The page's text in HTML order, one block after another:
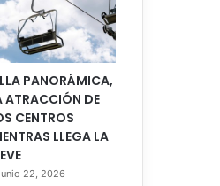
PANORÁMICA,
ATRACCIÓN DE
CENTROS
LLEGA LA
22, 2026